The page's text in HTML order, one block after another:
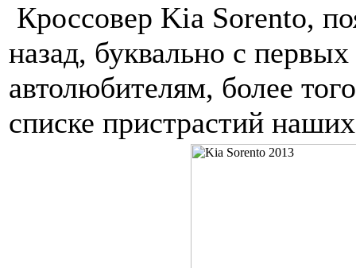
Кроссовер Kia Sorento,
назад, буквально с
автолюбителям, более
списке пристрастий